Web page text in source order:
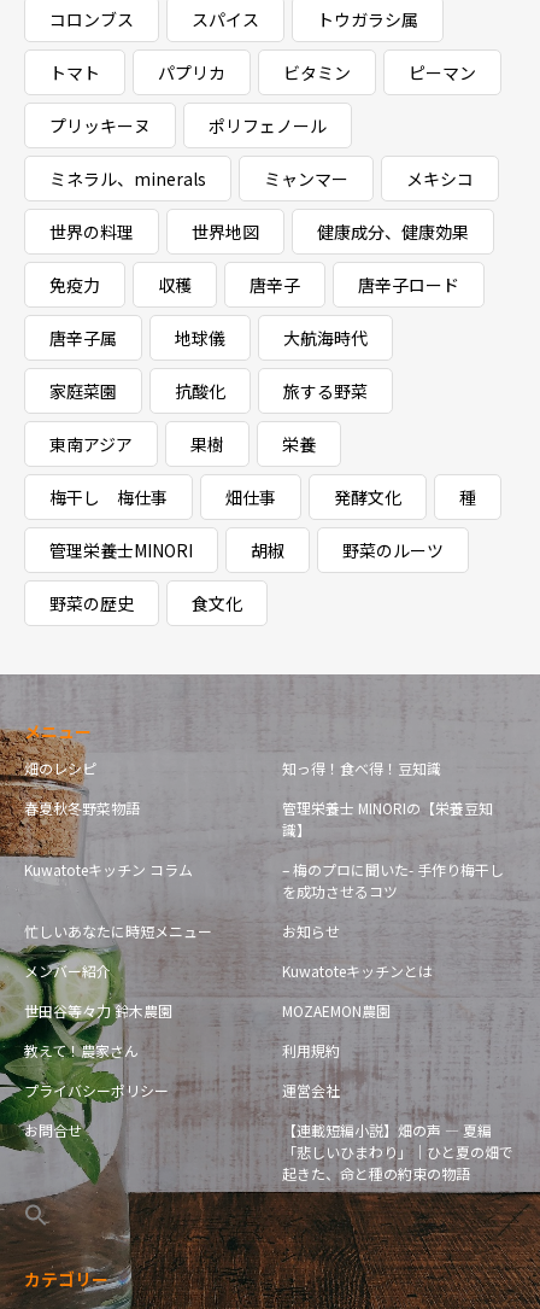
コロンブス スパイス トウガラシ属
トマト パプリカ ビタミン ピーマン
プリッキーヌ ポリフェノール
ミネラル、minerals ミャンマー メキシコ
世界の料理 世界地図 健康成分、健康効果
免疫力 収穫 唐辛子 唐辛子ロード
唐辛子属 地球儀 大航海時代
家庭菜園 抗酸化 旅する野菜
東南アジア 果樹 栄養
梅干し 梅仕事 畑仕事 発酵文化 種
管理栄養士MINORI 胡椒 野菜のルーツ
野菜の歴史 食文化
メニュー
畑のレシピ
知っ得！食べ得！豆知識
春夏秋冬野菜物語
管理栄養士 MINORIの【栄養豆知
識】
Kuwatoteキッチン コラム
– 梅のプロに聞いた- 手作り梅干し
を成功させるコツ
忙しいあなたに時短メニュー
お知らせ
メンバー紹介
Kuwatoteキッチンとは
世田谷等々力 鈴木農園
MOZAEMON農園
教えて！農家さん
利用規約
プライバシーポリシー
運営会社
お問合せ
【連載短編小説】畑の声 — 夏編
「悲しいひまわり」｜ひと夏の畑で
起きた、命と種の約束の物語
カテゴリー